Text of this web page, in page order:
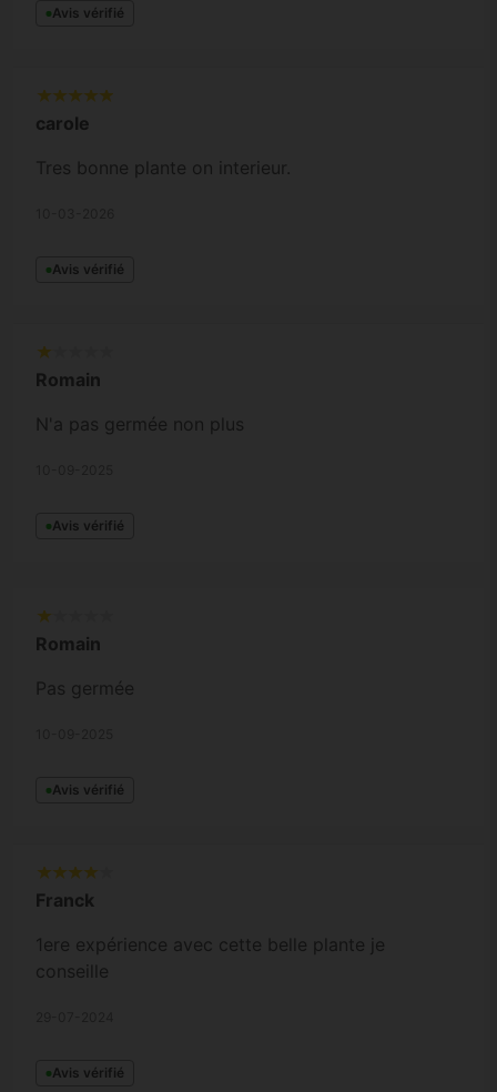
Avis vérifié
carole
Tres bonne plante on interieur.
Avis vérifié
Romain
N'a pas germée non plus
Avis vérifié
Romain
Pas germée
Avis vérifié
Franck
1ere expérience avec cette belle plante je
conseille
Avis vérifié